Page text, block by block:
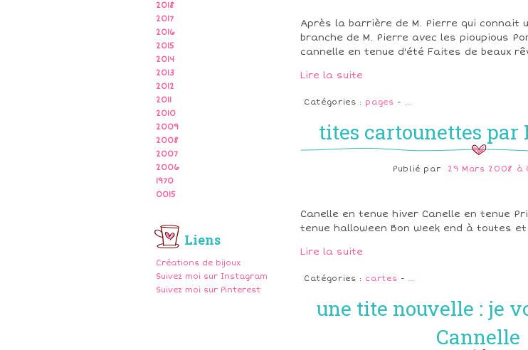
2018
2017
2016
2015
2014
2013
2012
2011
2010
2009
2008
2007
2006
1970
0015
Liens
Créations de bijoux
Suivez moi sur Instagram
Suivez moi sur Pinterest
Après la barrière de M. Pierre qui connait
branche de M. Pierre avec les pioupious
cannelle en tenue d'été Faites de beaux
Lire la suite
Catégories : pages - …
tites cartounettes par
Publié par 29 Mars 2008 à
Canelle en tenue hiver Canelle en tenue
tenue halloween Bon week end à toutes
Lire la suite
Catégories : cartes - …
une tite nouvelle : je
Cannelle